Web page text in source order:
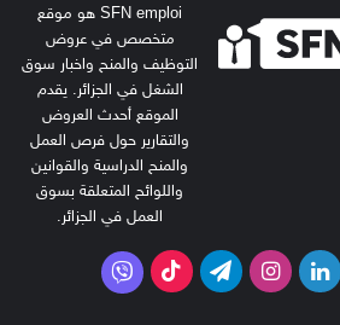
SFN emploi هو موقع
متخصص في عروض
التوظيف والمنح واخبار سوق
الشغل في الجزائر. يقدم
الموقع أحدث العروض
والتقارير حول فرص العمل
والمنح الدراسية والقوانين
واللوائح المتعلقة بسوق
العمل في الجزائر.
لينكدإنانستقرامتيلقرام‫TikTokفايبر